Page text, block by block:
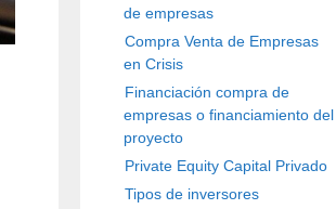
de empresas
Compra Venta de Empresas
en Crisis
Financiación compra de
empresas o financiamiento del
proyecto
Private Equity Capital Privado
Tipos de inversores